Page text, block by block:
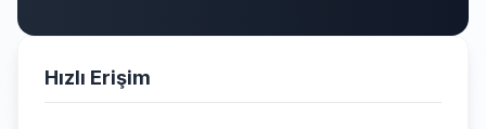
Hızlı Erişim